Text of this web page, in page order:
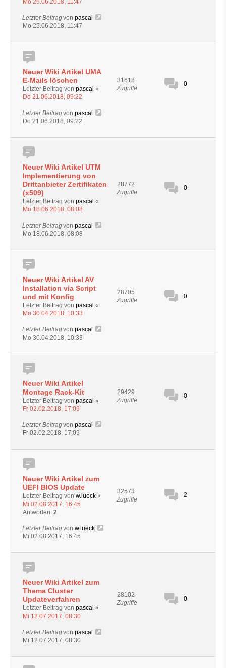
Letzter Beitragvon pascal
Mo 25.06.2018, 11:47
Neuer Wiki Artikel UMA
E-Mails löschen
Letzter Beitrag von pascal «
Do 21.06.2018, 09:22
31618
Zugriffe
0
Letzter Beitragvon pascal
Do 21.06.2018, 09:22
Neuer Wiki Artikel UTM
Implementierung von
Drittanbieter Zertifikaten
(x509)
Letzter Beitrag von pascal «
Mo 18.06.2018, 08:08
28772
Zugriffe
0
Letzter Beitragvon pascal
Mo 18.06.2018, 08:08
Neuer Wiki Artikel AV
Installation via Script
und mit Konfig
Letzter Beitrag von pascal «
Mo 30.04.2018, 10:33
28705
Zugriffe
0
Letzter Beitragvon pascal
Mo 30.04.2018, 10:33
Neuer Wiki Artikel
Montage Rack-Kit
Letzter Beitrag von pascal «
Fr 02.02.2018, 17:09
29429
Zugriffe
0
Letzter Beitragvon pascal
Fr 02.02.2018, 17:09
Neuer Wiki Artikel zum
UEFI BIOS Update
Letzter Beitrag von w.lueck «
Mi 02.08.2017, 16:45
Antworten: 2
32573
Zugriffe
2
Letzter Beitragvon w.lueck
Mi 02.08.2017, 16:45
Neuer Wiki Artikel zum
Thema Cluster
Updateverfahren
Letzter Beitrag von pascal «
Mi 12.07.2017, 08:30
28102
Zugriffe
0
Letzter Beitragvon pascal
Mi 12.07.2017, 08:30